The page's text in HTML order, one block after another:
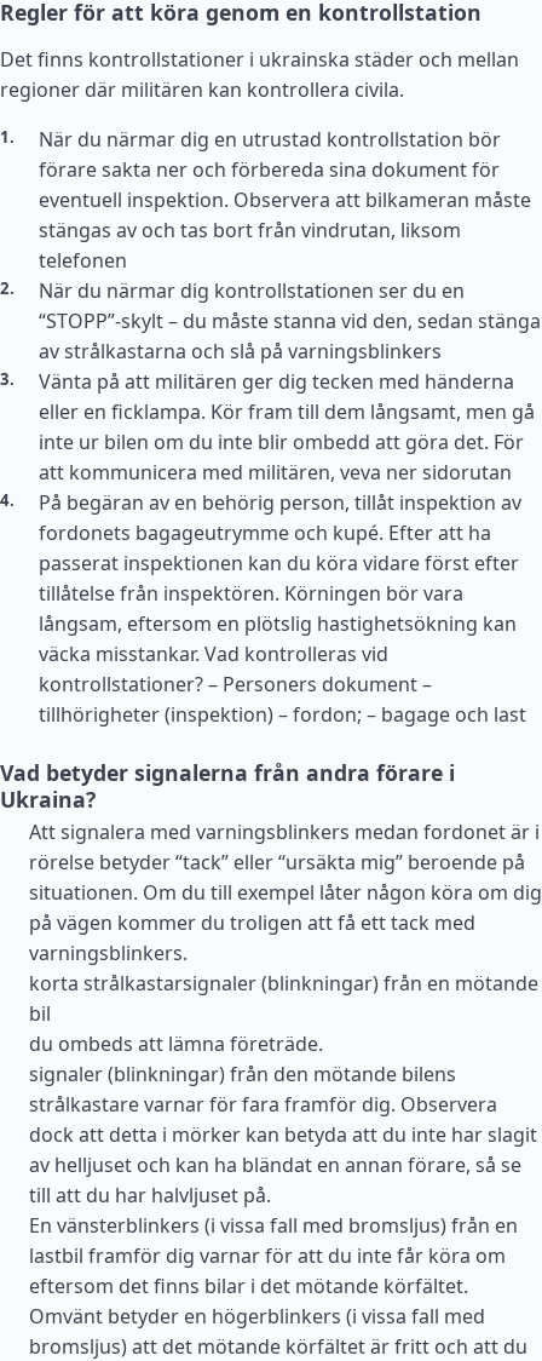
Regler för att köra genom en kontrollstation
Det finns kontrollstationer i ukrainska städer och mellan
regioner där militären kan kontrollera civila.
När du närmar dig en utrustad kontrollstation bör
förare sakta ner och förbereda sina dokument för
eventuell inspektion. Observera att bilkameran måste
stängas av och tas bort från vindrutan, liksom
telefonen
När du närmar dig kontrollstationen ser du en
“STOPP”-skylt – du måste stanna vid den, sedan stänga
av strålkastarna och slå på varningsblinkers
Vänta på att militären ger dig tecken med händerna
eller en ficklampa. Kör fram till dem långsamt, men gå
inte ur bilen om du inte blir ombedd att göra det. För
att kommunicera med militären, veva ner sidorutan
På begäran av en behörig person, tillåt inspektion av
fordonets bagageutrymme och kupé. Efter att ha
passerat inspektionen kan du köra vidare först efter
tillåtelse från inspektören. Körningen bör vara
långsam, eftersom en plötslig hastighetsökning kan
väcka misstankar. Vad kontrolleras vid
kontrollstationer? – Personers dokument –
tillhörigheter (inspektion) – fordon; – bagage och last
Vad betyder signalerna från andra förare i
Ukraina?
Att signalera med varningsblinkers medan fordonet är i
rörelse betyder “tack” eller “ursäkta mig” beroende på
situationen. Om du till exempel låter någon köra om dig
på vägen kommer du troligen att få ett tack med
varningsblinkers.
korta strålkastarsignaler (blinkningar) från en mötande
bil
du ombeds att lämna företräde.
signaler (blinkningar) från den mötande bilens
strålkastare varnar för fara framför dig. Observera
dock att detta i mörker kan betyda att du inte har slagit
av helljuset och kan ha bländat en annan förare, så se
till att du har halvljuset på.
En vänsterblinkers (i vissa fall med bromsljus) från en
lastbil framför dig varnar för att du inte får köra om
eftersom det finns bilar i det mötande körfältet.
Omvänt betyder en högerblinkers (i vissa fall med
bromsljus) att det mötande körfältet är fritt och att du